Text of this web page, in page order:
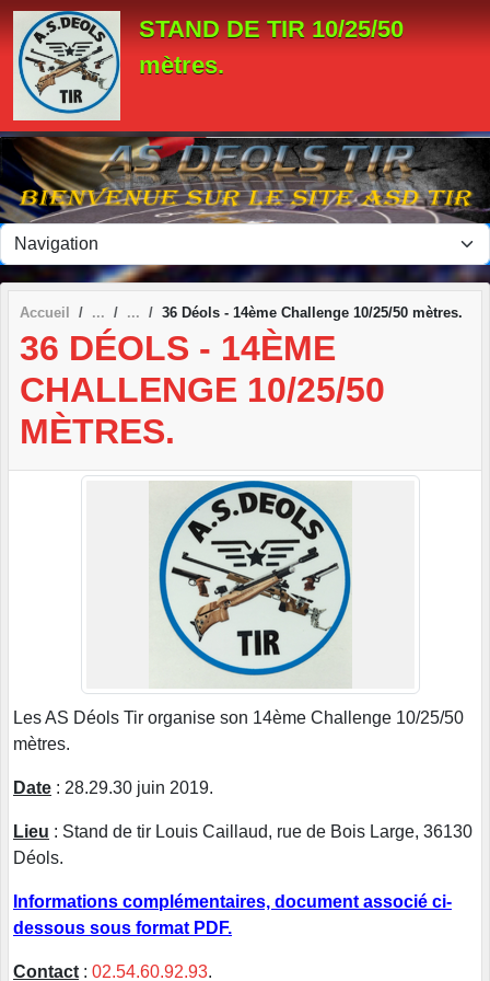
STAND DE TIR 10/25/50
mètres.
Accueil 36 Déols - 14ème Challenge 10/25/50 mètres.
36 DÉOLS - 14ÈME
CHALLENGE 10/25/50
MÈTRES.
Les AS Déols Tir organise son 14ème Challenge 10/25/50
mètres.
Date : 28.29.30 juin 2019.
Lieu : Stand de tir Louis Caillaud, rue de Bois Large, 36130
Déols.
Informations complémentaires, document associé ci-
dessous sous format PDF.
Contact : 02.54.60.92.93.
Panneau de gestion des cookies